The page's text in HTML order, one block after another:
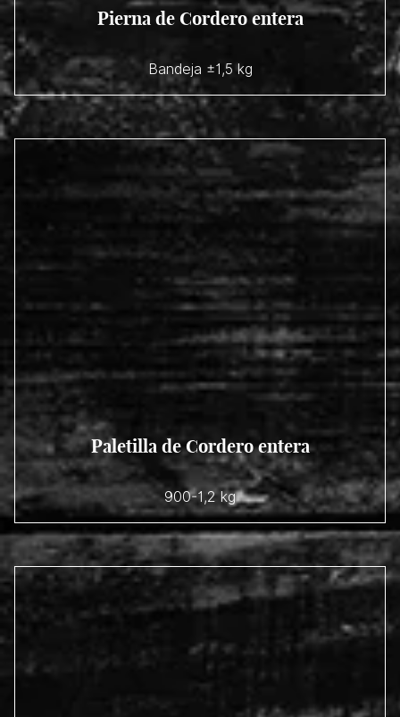
Pierna de Cordero entera
Bandeja ±1,5 kg
Paletilla de Cordero entera
900-1,2 kg